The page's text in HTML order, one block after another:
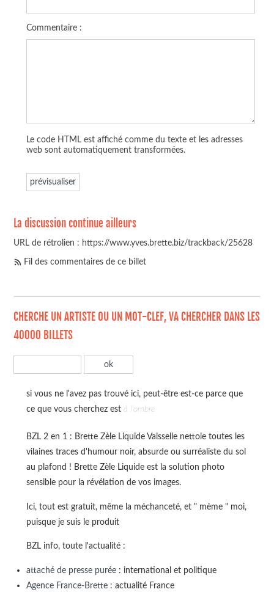
Commentaire :
Le code HTML est affiché comme du texte et les adresses
web sont automatiquement transformées.
La discussion continue ailleurs
URL de rétrolien : https://www.yves.brette.biz/trackback/25628
Fil des commentaires de ce billet
CHERCHE UN ARTISTE OU UN MOT-CLEF, VA CHERCHER DANS LES
40000 BILLETS
si vous ne l'avez pas trouvé ici, peut-être est-ce parce que
ce que vous cherchez est à l'ombre
BZL 2 en 1 : Brette Zèle Liquide Vaisselle nettoie toutes les
vilaines traces d'humour noir, absurde ou surréaliste du sol
au plafond ! Brette Zèle Liquide est la solution photo
sensible pour la révélation de vos images.
Ici, tout est gratuit, même la méchanceté, et " mème " moi,
puisque je suis le produit
BZL info, toute l'actualité :
attaché de presse purée: international et politique
Agence France-Brette: actualité France